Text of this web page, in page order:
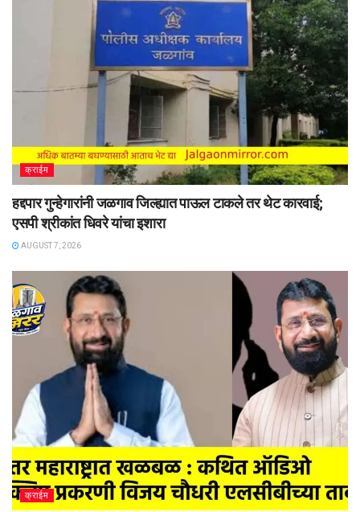
क्राईम
हद्दपार गुन्हेगारांनी जळगाव जिल्ह्यात पाऊल टाकले तर थेट कारवाई;
एसपी श्रीकांत धिवरे यांचा इशारा
AUGUST 7, 2026
क्राईम